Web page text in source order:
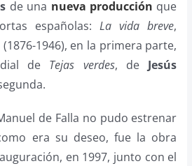
de una nueva producción que
españolas:La vida breve,
(1876-1946), en la primera parte,
de Tejas verdes, de Jesús
de Falla no pudo estrenar
era su deseo, fue la obra
en 1997, junto con el